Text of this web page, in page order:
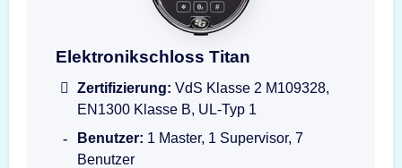
Darstellung der Eingabeeinheit Titan
Elektronikschloss Titan
Zertifizierung: VdS Klasse 2 M109328,
EN1300 Klasse B, UL-Typ 1
Benutzer: 1 Master, 1 Supervisor, 7
Benutzer